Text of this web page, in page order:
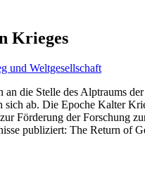
Krieges
und Weltgesellschaft
die Stelle des Alptraums
ab. Die Epoche Kalter
Förderung der Forschung
publiziert: The Return